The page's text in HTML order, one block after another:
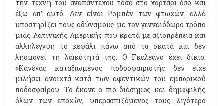
την τέχνη του αναπάντεχου τόσο στο χορτάρι όσο και
έξω απ’ αυτό. Δεν είναι Ρομπέν των φτωχών, αλλά
υποστηρίζει τους αδύναμους με τον γενναιόδωρο τρόπο
μιας Λατινικής Αμερικής που κρατά με αξιοπρέπεια και
αλληλεγγύη το κεφάλι πάνω από τα σκατά και δεν
λησμονεί τη λαϊκότητά της. Ο Γκαλεάνο έχει δίκιο:
«Κανένας καταξιωμένος ποδοσφαιριστής δεν είχε
μιλήσει ανοιχτά κατά των αφεντικών του εμπορικού
ποδοσφαίρου. Το έκανε ο πιο διάσημος και δημοφιλής
όλων των εποχών, υπερασπιζόμενος τους λιγότερο